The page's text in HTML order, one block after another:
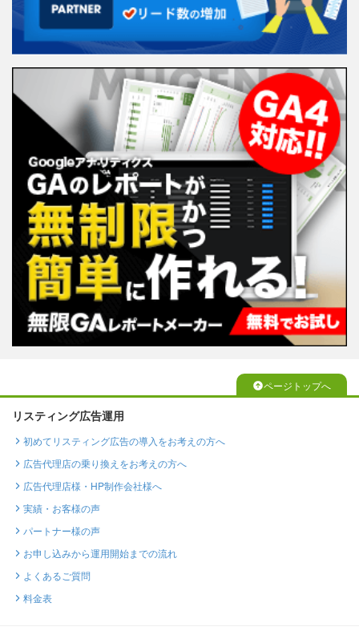
ページトップへ
リスティング広告運用
初めてリスティング広告の導入をお考えの方へ
広告代理店の乗り換えをお考えの方へ
広告代理店様・HP制作会社様へ
実績・お客様の声
パートナー様の声
お申し込みから運用開始までの流れ
よくあるご質問
料金表